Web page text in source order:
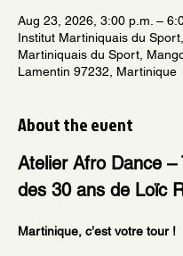
Aug 23, 2026, 3:00 p.m. –
Institut Martiniquais du
Martiniquais du Sport,
Lamentin 97232, Martinique
About the event
Atelier Afro Dance –
des 30 ans de Loïc
Martinique, c’est votre tour !